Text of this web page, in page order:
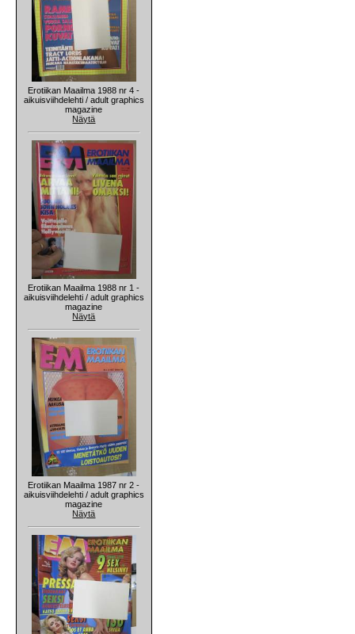
Erotiikan Maailma 1988 nr 4 -
aikuisviihdelehti / adult graphics
magazine
Näytä
Erotiikan Maailma 1988 nr 1 -
aikuisviihdelehti / adult graphics
magazine
Näytä
Erotiikan Maailma 1987 nr 2 -
aikuisviihdelehti / adult graphics
magazine
Näytä